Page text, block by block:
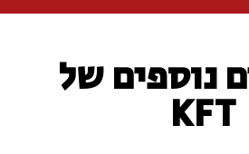
נוספים של
KFT